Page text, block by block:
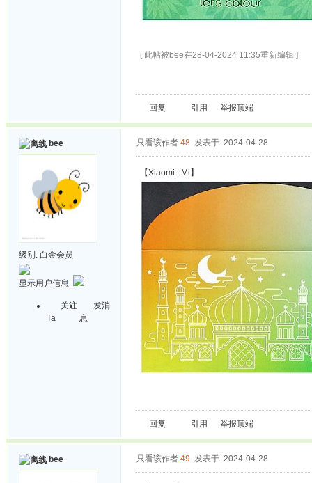
[ 此帖被bee在28-04-2024 11:35重新编辑 ]
回复 引用 举报顶端
bee
级别: 白金会员
显示用户信息
关注
Ta
发消
息
只看该作者 48 发表于: 2024-04-28
【Xiaomi | Mi】
回复 引用 举报顶端
bee 只看该作者 49 发表于: 2024-04-28